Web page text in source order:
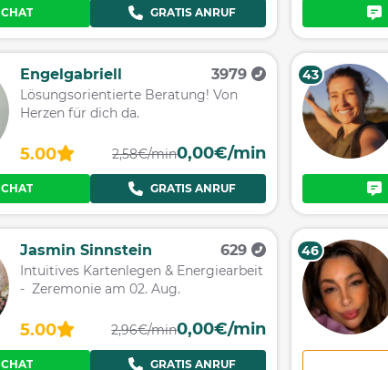
CHAT GRATIS ANRUF
Engelgabriell 3979
Lösungsorientierte Beratung! Von
Herzen für dich da.
5.00 2,58€/min0,00€/min
CHAT GRATIS ANRUF
43
Jasmin Sinnstein 629
Intuitives Kartenlegen & Energiearbeit
- Zeremonie am 02. Aug.
5.00 2,96€/min0,00€/min
CHAT GRATIS ANRUF
46